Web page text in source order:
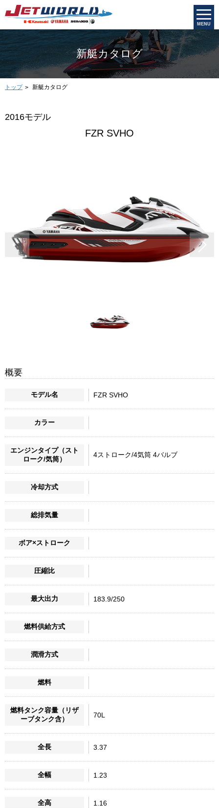
MENU
新艇カタログ
トップ 新艇カタログ
2016モデル
FZR SVHO
概要
モデル名 FZR SVHO
カラー
エンジンタイプ（スト
ローク/気筒）
4ストローク/4気筒 4バルブ
冷却方式
総排気量
ボア×ストローク
圧縮比
最大出力 183.9/250
燃料供給方式
潤滑方式
燃料
燃料タンク容量（リザ
ーブタンク含）
70L
全長 3.37
全幅 1.23
全高 1.16